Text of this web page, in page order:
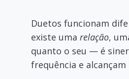
Duetos funcionam
existe uma relação,
quanto o seu — é
frequência e